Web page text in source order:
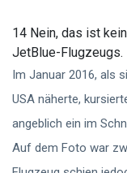
14 Nein, das ist
JetBlue-Flugzeugs.
Im Januar 2016, als
USA näherte,
angeblich ein im
Auf dem Foto war